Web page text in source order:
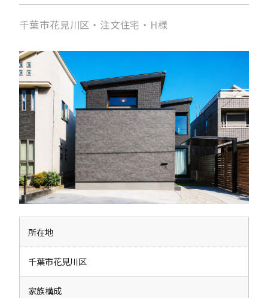
千葉市花見川区・注文住宅・H様
所在地
千葉市花見川区
家族構成